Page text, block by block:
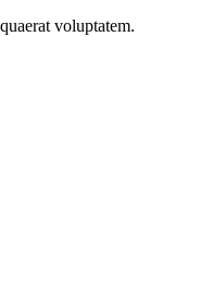
voluptatem.